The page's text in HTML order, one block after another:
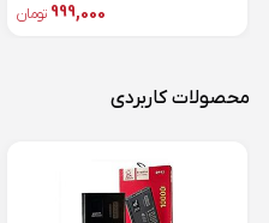
999,000 تومان
محصولات کاربردی